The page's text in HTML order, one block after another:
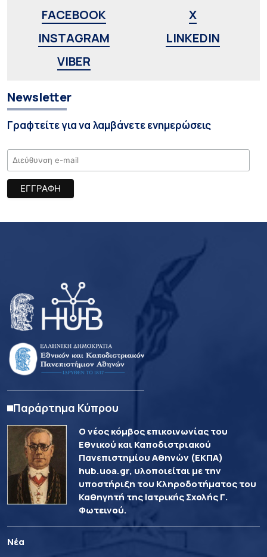
FACEBOOK
X
INSTAGRAM
LINKEDIN
VIBER
Newsletter
Γραφτείτε για να λαμβάνετε ενημερώσεις
Παράρτημα Κύπρου
Ο νέος κόμβος επικοινωνίας του
Εθνικού και Καποδιστριακού
Πανεπιστημίου Αθηνών (ΕΚΠΑ)
hub.uoa.gr, υλοποιείται με την
υποστήριξη του Κληροδοτήματος του
Καθηγητή της Ιατρικής Σχολής Γ.
Φωτεινού.
Νέα